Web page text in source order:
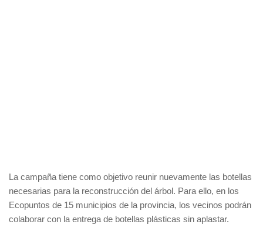
La campaña tiene como objetivo reunir nuevamente las botellas
necesarias para la reconstrucción del árbol. Para ello, en los
Ecopuntos de 15 municipios de la provincia, los vecinos podrán
colaborar con la entrega de botellas plásticas sin aplastar.